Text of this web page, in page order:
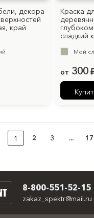
декора
край
Краска
сладкий
Мой
от 300 ₽
1 2 3 ... 17
8-800-551-52-15
zakaz_spektr@mail.ru